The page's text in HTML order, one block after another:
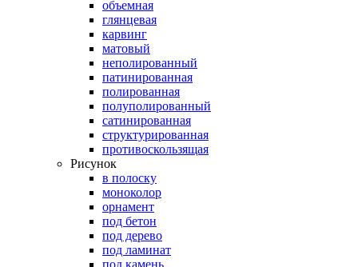
объемная
глянцевая
карвинг
матовый
неполированный
патинированная
полированная
полуполированный
сатинированная
структурированная
противоскользящая
Рисунок
в полоску
моноколор
орнамент
под бетон
под дерево
под ламинат
под камень